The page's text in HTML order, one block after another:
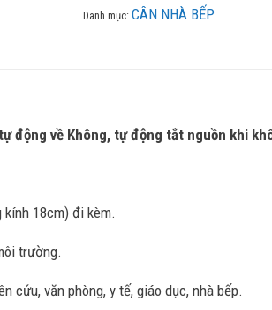
Danh mục: CÂN NHÀ BẾP
động về Không, tự động tắt nguồn khi
18cm) đi kèm.
trường.
cứu, văn phòng, y tế, giáo dục, nhà bếp.